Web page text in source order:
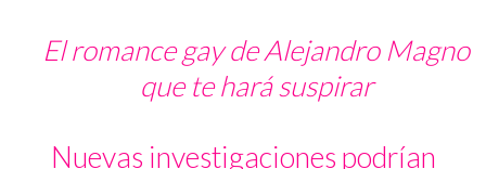
El romance gay de Alejandro Magno
que te hará suspirar
Nuevas investigaciones podrían